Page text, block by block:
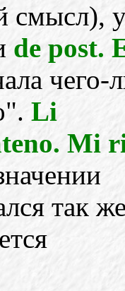
смысл),
de post.
Li
Mi
так